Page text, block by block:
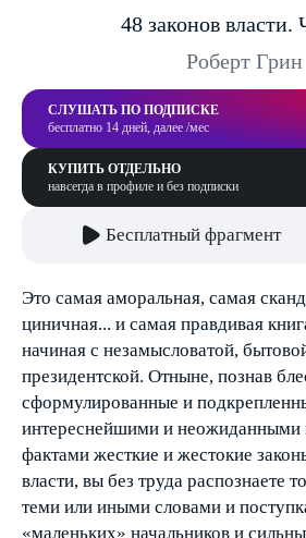
48 законов власти.
Роберт Грин
СЛУШАТЬ ПО ПОДПИСКЕ
бесплатно 14 дней, далее /мес
КУПИТЬ ОТДЕЛЬНО
навсегда в профиле и без подписки
Бесплатный фрагмент
Это самая аморальная, самая
циничная... и самая правдивая
начиная с незамысловатой,
президентской. Отныне, познав
сформулированные и
интереснейшими и неожиданными
фактами жесткие и жестокие
власти, вы без труда распознаете
теми или иными словами и
«маленьких» начальников и